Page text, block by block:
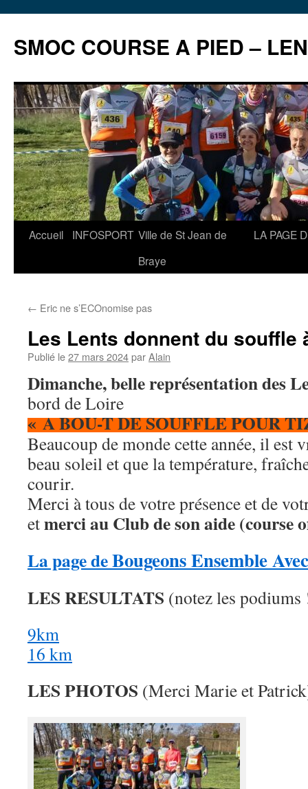
contenu
SMOC COURSE A PIED –
Accueil INFOSPORT Ville de St Jean de
Braye
LA PAGE
← Eric ne s’ECOnomise pas
Les Lents donnent du souffle
Publié le27 mars 2024parAlain
Dimanche, belle représentation des
bord de Loire
« A BOU-T DE SOUFFLE POUR
Beaucoup de monde cette année, il est
beau soleil et que la température,
courir.
Merci à tous de votre présence et de
etmerci au Club de son aide (course
La page deBougeons Ensemble
LES RESULTATS (notez les podiums
9km
16 km
LES PHOTOS (Merci Marie et